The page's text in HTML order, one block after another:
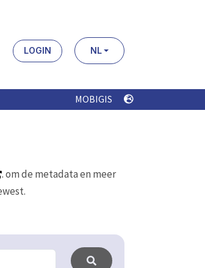
LOGIN NL
MOBIGIS
. om de metadata en meer